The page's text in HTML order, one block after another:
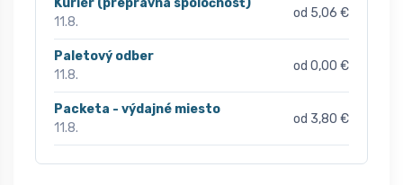
Kuriér (prepravná spoločnosť)
11.8.
od 5,06 €
Paletový odber
11.8.
od 0,00 €
Packeta - výdajné miesto
11.8.
od 3,80 €